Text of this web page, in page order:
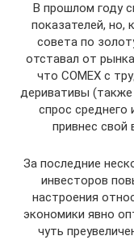
В прошлом году
показателей, но,
совета по
отставал от
что COMEX с
деривативы
спрос среднего
привнес
За последние
инвесторов
настроения
экономики явно
чуть